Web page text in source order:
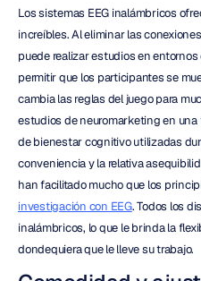
Los sistemas EEG inalámbricos
increíbles. Al eliminar las
puede realizar estudios en
permitir que los participantes se
cambia las reglas del juego para
estudios de neuromarketing en
de bienestar cognitivo utilizadas
conveniencia y la relativa
investigación con EEG. Todos los
inalámbricos, lo que le brinda la
dondequiera que le lleve su trabajo.